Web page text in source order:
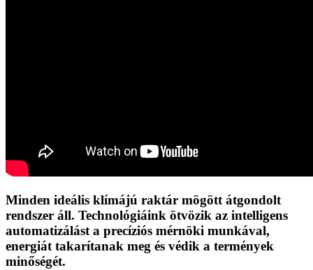
Minden ideális klímájú raktár mögött átgondolt
rendszer áll. Technológiáink ötvözik az intelligens
automatizálást a precíziós mérnöki munkával,
energiát takarítanak meg és védik a termények
minőségét.